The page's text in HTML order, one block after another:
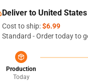
Deliver to United States
Cost to ship:$6.99
Standard - Order today to
Production
Today